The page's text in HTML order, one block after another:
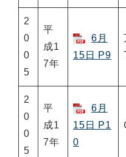
2
0
0
5
平
成1
7年
6月
15日 P9
2
0
0
5
平
成1
7年
6月
15日 P1
0